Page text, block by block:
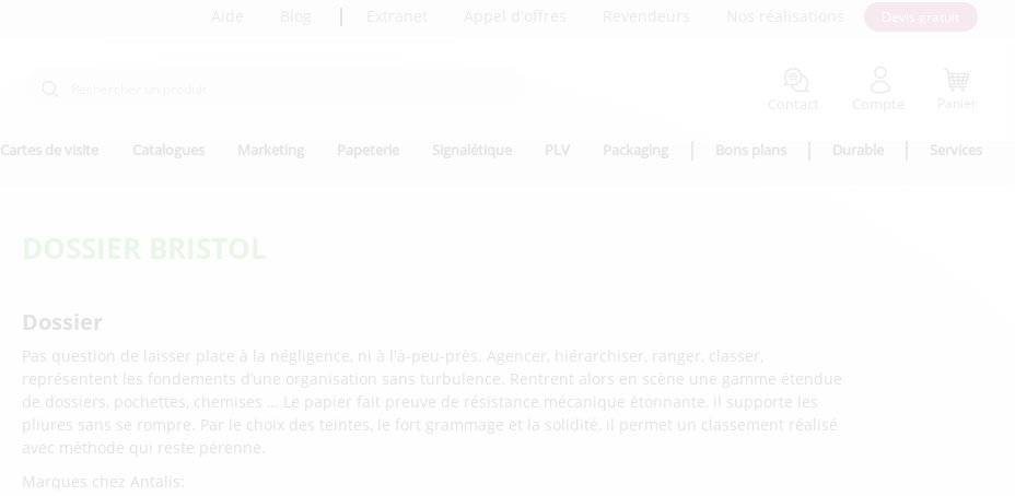
Cartes de visite Catalogues Marketing Papeterie Signalétique PLV Packaging Bons plans Durable Services
Dossier
Pas question de laisser place à la négligence, ni à l'à-peu-près. Agencer, hiérarchiser, ranger, classer,
représentent les fondements d’une organisation sans turbulence. Rentrent alors en scène une gamme étendue
de dossiers, pochettes, chemises … Le papier fait preuve de résistance mécanique étonnante, il supporte les
pliures sans se rompre. Par le choix des teintes, le fort grammage et la solidité, il permet un classement réalisé
avec méthode qui reste pérenne.
Marques chez Antalis: